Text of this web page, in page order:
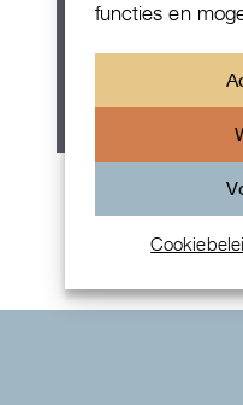
functies en
Rolex